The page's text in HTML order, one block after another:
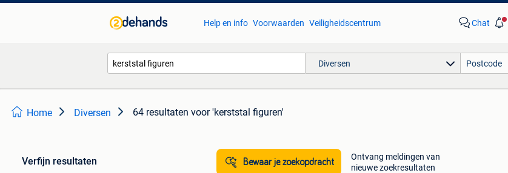
Help en info Voorwaarden Veiligheidscentrum Chat
Diversen
Home Diversen 64 resultaten voor 'kerststal figuren'
Verfijn resultaten
Bewaar je zoekopdracht
Ontvang meldingen van
nieuwe zoekresultaten